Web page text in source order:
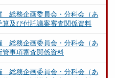
総務企画委員会・分科会（あ
算及び付託議案審査関係資料
総務企画委員会・分科会（あ
管事項審査関係資料
総務企画委員会・分科会（あ